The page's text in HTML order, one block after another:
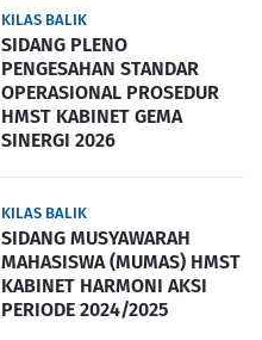
KILAS BALIK
SIDANG PLENO
PENGESAHAN STANDAR
OPERASIONAL PROSEDUR
HMST KABINET GEMA
SINERGI 2026
KILAS BALIK
SIDANG MUSYAWARAH
MAHASISWA (MUMAS) HMST
KABINET HARMONI AKSI
PERIODE 2024/2025